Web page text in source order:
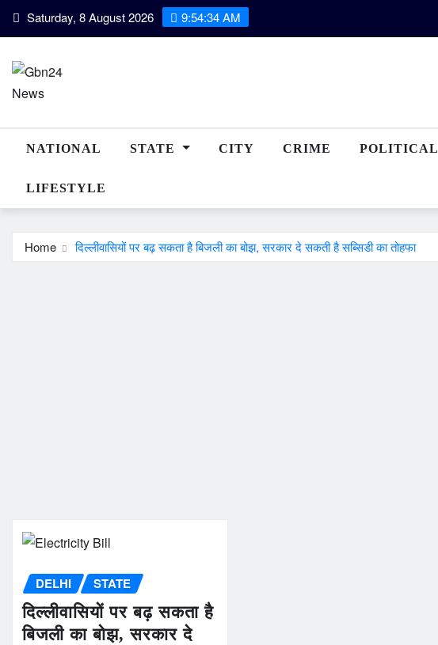
Skip Saturday, 8 August 2026 9:54:35 AM
NATIONAL STATE CITY CRIME POLITICAL
LIFESTYLE
Home दिल्लीवासियों पर बढ़ सकता है बिजली का बोझ, सरकार दे सकती है सब्सिडी का तोहफा
DELHI STATE
दिल्लीवासियों पर बढ़ सकता है
बिजली का बोझ, सरकार दे